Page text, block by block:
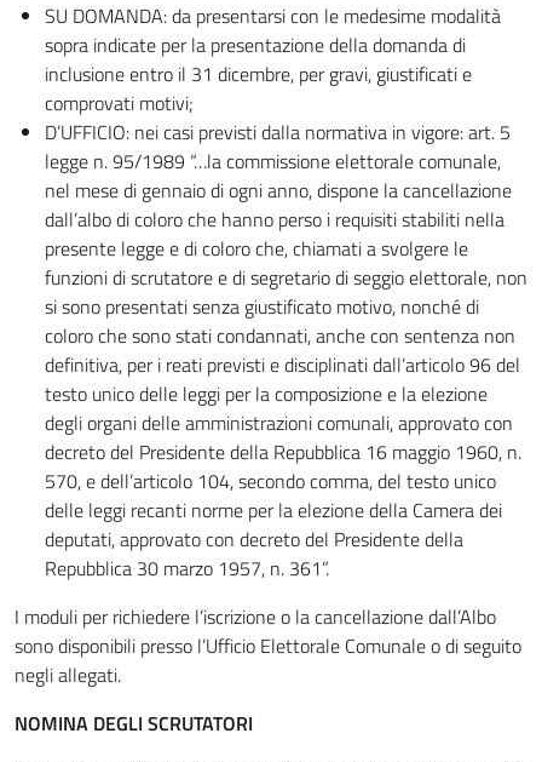
SU DOMANDA: da presentarsi con le medesime modalità
sopra indicate per la presentazione della domanda di
inclusione entro il 31 dicembre, per gravi, giustificati e
comprovati motivi;
D’UFFICIO: nei casi previsti dalla normativa in vigore: art. 5
legge n. 95/1989 “…la commissione elettorale comunale,
nel mese di gennaio di ogni anno, dispone la cancellazione
dall’albo di coloro che hanno perso i requisiti stabiliti nella
presente legge e di coloro che, chiamati a svolgere le
funzioni di scrutatore e di segretario di seggio elettorale, non
si sono presentati senza giustificato motivo, nonché di
coloro che sono stati condannati, anche con sentenza non
definitiva, per i reati previsti e disciplinati dall’articolo 96 del
testo unico delle leggi per la composizione e la elezione
degli organi delle amministrazioni comunali, approvato con
decreto del Presidente della Repubblica 16 maggio 1960, n.
570, e dell’articolo 104, secondo comma, del testo unico
delle leggi recanti norme per la elezione della Camera dei
deputati, approvato con decreto del Presidente della
Repubblica 30 marzo 1957, n. 361”.
I moduli per richiedere l’iscrizione o la cancellazione dall’Albo
sono disponibili presso l’Ufficio Elettorale Comunale o di seguito
negli allegati.
NOMINA DEGLI SCRUTATORI